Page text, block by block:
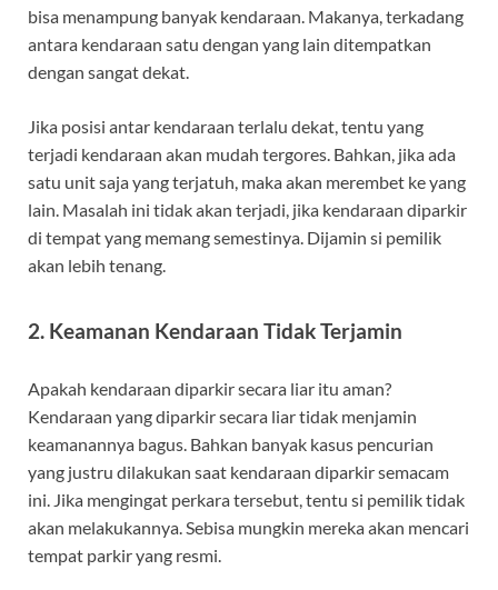
bisa menampung banyak kendaraan. Makanya, terkadang
antara kendaraan satu dengan yang lain ditempatkan
dengan sangat dekat.
Jika posisi antar kendaraan terlalu dekat, tentu yang
terjadi kendaraan akan mudah tergores. Bahkan, jika ada
satu unit saja yang terjatuh, maka akan merembet ke yang
lain. Masalah ini tidak akan terjadi, jika kendaraan diparkir
di tempat yang memang semestinya. Dijamin si pemilik
akan lebih tenang.
2. Keamanan Kendaraan Tidak Terjamin
Apakah kendaraan diparkir secara liar itu aman?
Kendaraan yang diparkir secara liar tidak menjamin
keamanannya bagus. Bahkan banyak kasus pencurian
yang justru dilakukan saat kendaraan diparkir semacam
ini. Jika mengingat perkara tersebut, tentu si pemilik tidak
akan melakukannya. Sebisa mungkin mereka akan mencari
tempat parkir yang resmi.